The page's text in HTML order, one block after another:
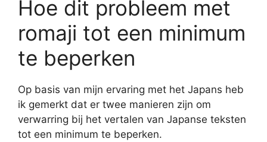
Hoe dit probleem met
romaji tot een minimum
te beperken
Op basis van mijn ervaring met het Japans heb
ik gemerkt dat er twee manieren zijn om
verwarring bij het vertalen van Japanse teksten
tot een minimum te beperken.